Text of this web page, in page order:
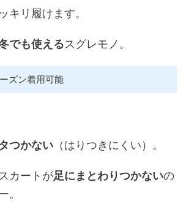
キリ履けます。
でも使えるスグレモノ。
ズン着用可能
つかない （はりつきにくい）。
カートが足にまとわりつかないの
。